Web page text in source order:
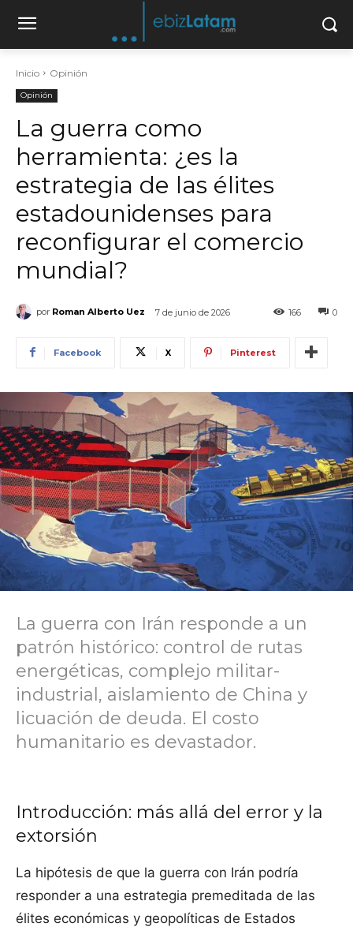
Inicio Opinión
Opinión
La guerra como
herramienta: ¿es la
estrategia de las élites
estadounidenses para
reconfigurar el comercio
mundial?
por Roman Alberto Uez 7 de junio de 2026 0
166
Facebook X Pinterest
La guerra con Irán responde a un
patrón histórico: control de rutas
energéticas, complejo militar-
industrial, aislamiento de China y
licuación de deuda. El costo
humanitario es devastador.
Introducción: más allá del error y la
extorsión
La hipótesis de que la guerra con Irán podría
responder a una estrategia premeditada de las
élites económicas y geopolíticas de Estados